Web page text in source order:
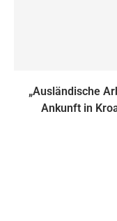
„Ausländische
Ankunft in